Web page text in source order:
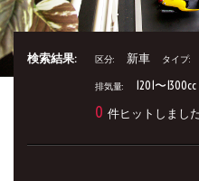
検索結果: 区分: 新車 タイプ:
排気量: 1201〜1300cc
0 件ヒットしました